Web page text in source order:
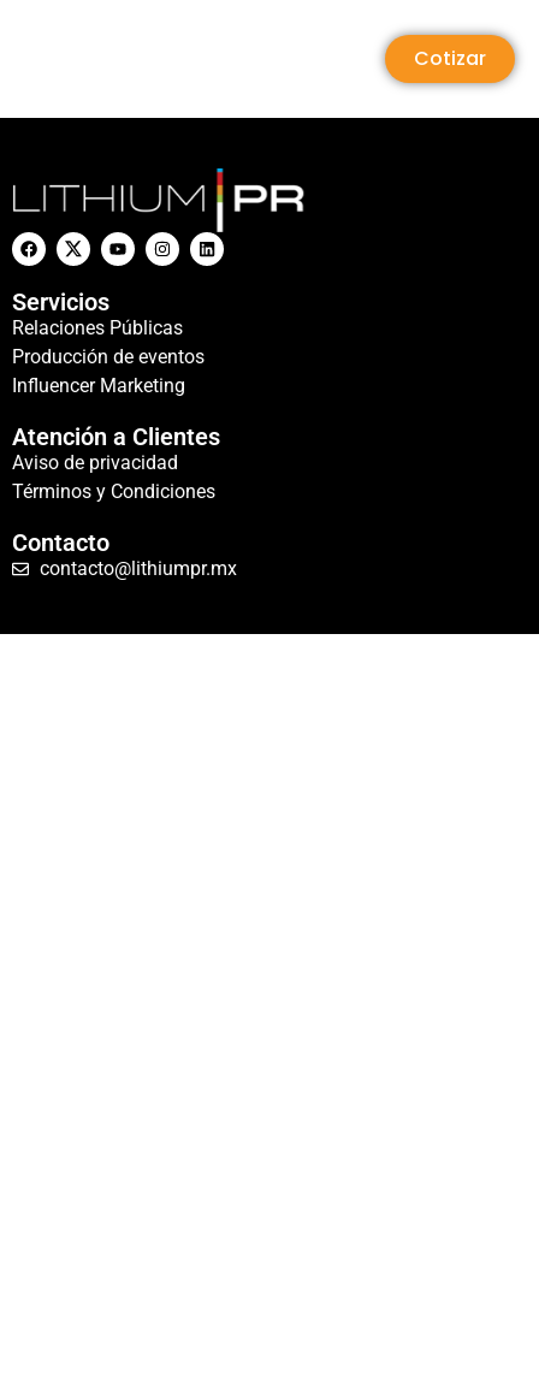
Cotizar
Servicios
Relaciones Públicas
Producción de eventos
Influencer Marketing
Atención a Clientes
Aviso de privacidad
Términos y Condiciones
Contacto
contacto@lithiumpr.mx